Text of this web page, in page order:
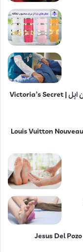
بادی اسپلش ویکتوریا سکرت اسکوئیز آف پاین اپل | Victoria’s Secret
عطر ادکلن جسوس دل پوزو ادونچر کواسار | Jesus Del Pozo